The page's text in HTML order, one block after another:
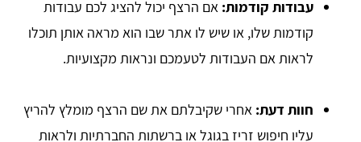
עבודות קודמות: אם הרצף יכול להציג לכם עבודות
קודמות שלו, או שיש לו אתר שבו הוא מראה אותן תוכלו
לראות אם העבודות לטעמכם ונראות מקצועיות.
חוות דעת: אחרי שקיבלתם את שם הרצף מומלץ להריץ
עליו חיפוש זריז בגוגל או ברשתות החברתיות ולראות